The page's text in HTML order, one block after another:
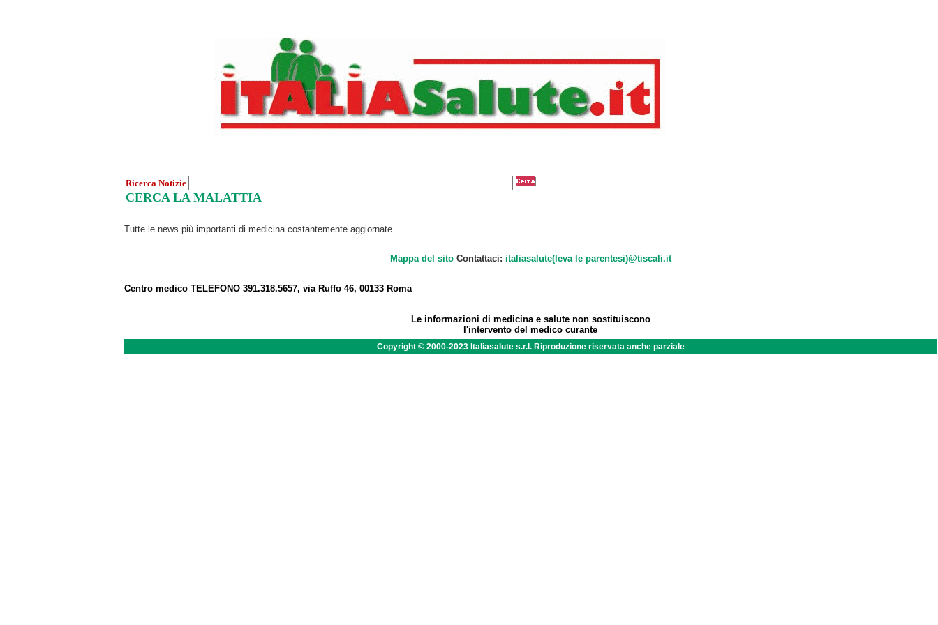
Ricerca Notizie
CERCA LA MALATTIA
Tutte le news più importanti di medicina costantemente aggiornate.
Mappa del sitoContattaci: italiasalute(leva le parentesi)@tiscali.it
Centro medico TELEFONO 391.318.5657, via Ruffo 46, 00133 Roma
Le informazioni di medicina e salute non sostituiscono
l'intervento del medico curante
Copyright © 2000-2023 Italiasalute s.r.l. Riproduzione riservata anche parziale